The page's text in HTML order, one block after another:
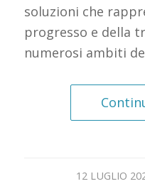
soluzioni che
progresso e della
numerosi ambiti
12 LUGLIO
/